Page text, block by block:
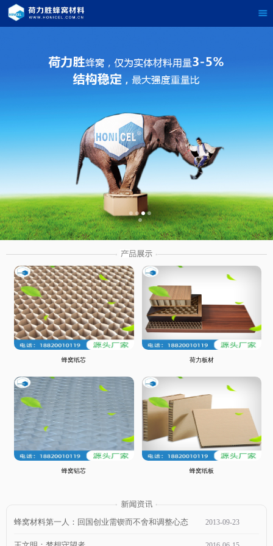
茶
蜂窝纸芯 荷力板材
蜂窝铝芯 蜂窝纸板
蜂窝材料第一人：回国创业需锲而不舍和调整心态 2013-09-23